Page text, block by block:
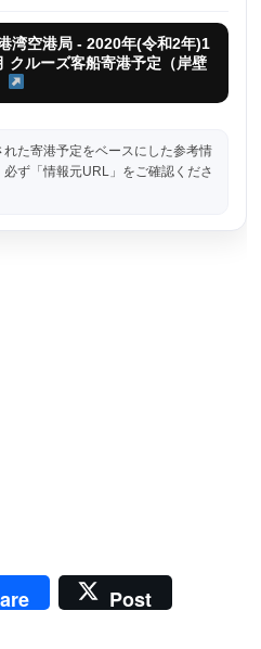
湾空港局 - 2020年(令和2年)1
クルーズ客船寄港予定（岸壁
た寄港予定をベースにした参考情
ず「情報元URL」をご確認くださ
Post